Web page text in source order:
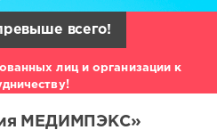
всего!
лиц и организации к
МЕДИМПЭКС»